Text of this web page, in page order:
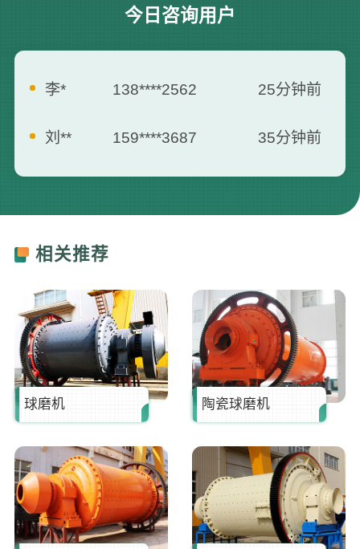
今日咨询用户
刘** 159****3687 35分钟前
曾** 135****3795 5分钟前
罗** 187****0007 21分钟前
李* 138****2562 25分钟前
相关推荐
球磨机 陶瓷球磨机